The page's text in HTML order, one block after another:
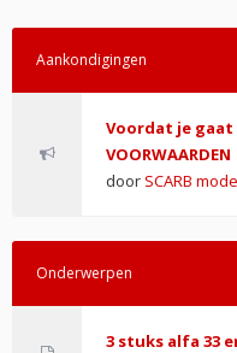
Aankondigingen
Voordat je gaat
VOORWAARDEN
door SCARB
Onderwerpen
3 stuks alfa 33